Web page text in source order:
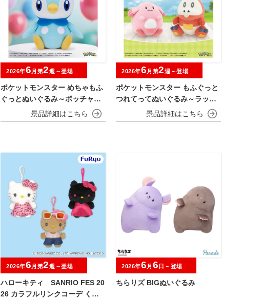
ポケットモンスター めちゃもふ
ぐっとぬいぐるみ～ポッチャマ
2026年6 月第2週～登場
ポケットモンスター もふぐっと
つれてってぬいぐるみ～ラッキ
ー・ホゲータ～
2026年6 月第2週～登場
ハローキティ SANRIO FES 20
26 カラフルリンクコーデ くり
2026年6 月第2週～登場
ちらりズ BIGぬいぐるみ
2026年6 月 6 日～登場